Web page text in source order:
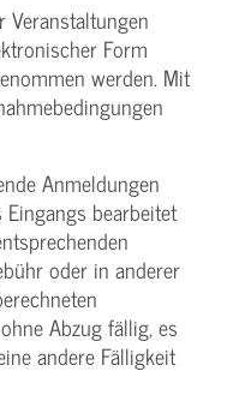
Form
werden. Mit
Anmeldungen
bearbeitet
oder in anderer
Abzug fällig, es
andere Fälligkeit